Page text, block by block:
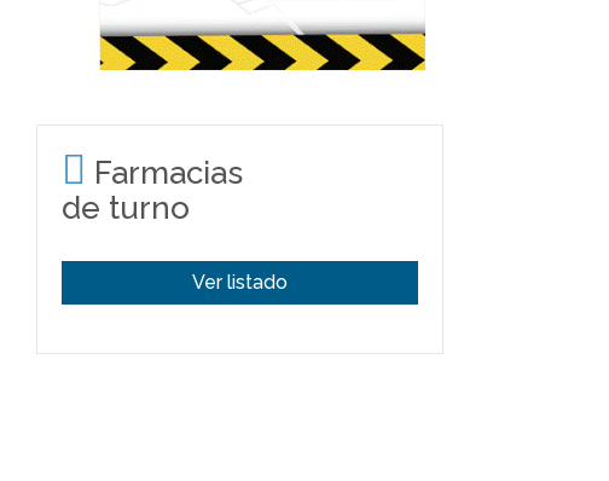
Farmacias
de turno
Ver listado